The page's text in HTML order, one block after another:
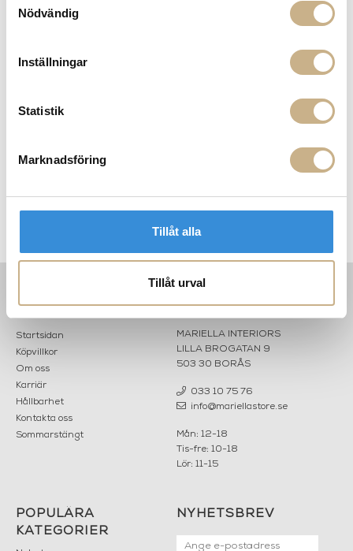
Nödvändig
Inställningar
Statistik
Marknadsföring
Tillåt alla
Tillåt urval
Armchair Outdoor - BOBOLI
Startsidan
Köpvillkor
Om oss
Karriär
Hållbarhet
Kontakta oss
Sommarstängt
MARIELLA INTERIORS
LILLA BROGATAN 9
503 30 BORÅS
033 10 75 76
info@mariellastore.se
Mån: 12-18
Tis-fre: 10-18
Lör: 11-15
POPULÄRA
KATEGORIER
NYHETSBREV